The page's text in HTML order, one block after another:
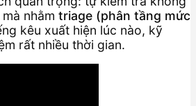
mà nhằm triage (phân tầng mức
kêu xuất hiện lúc nào, kỹ
rất nhiều thời gian.